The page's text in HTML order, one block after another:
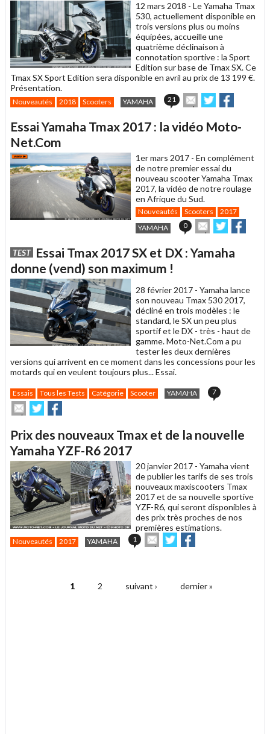
12 mars 2018 - Le Yamaha Tmax
530, actuellement disponible en
trois versions plus ou moins
équipées, accueille une
quatrième déclinaison à
connotation sportive : la Sport
Edition sur base de Tmax SX. Ce
Tmax SX Sport Edition sera disponible en avril au prix de 13 199 €.
Présentation.
Nouveautés 2018 Scooters YAMAHA 21
Envoyer
cet
à
Partager
sur sur
Essai Yamaha Tmax 2017 : la vidéo Moto-
Net.Com
1er mars 2017 - En complément
de notre premier essai du
nouveau scooter Yamaha Tmax
2017, la vidéo de notre roulage
en Afrique du Sud.
Nouveautés Scooters
2017
YAMAHA
0
Envoyer
cet
à
Partager
sur sur
TEST Essai Tmax 2017 SX et DX : Yamaha
donne (vend) son maximum !
28 février 2017 - Yamaha lance
son nouveau Tmax 530 2017,
décliné en trois modèles : le
standard, le SX un peu plus
sportif et le DX - très - haut de
gamme. Moto-Net.Com a pu
tester les deux dernières
versions qui arrivent en ce moment dans les concessions pour les
motards qui en veulent toujours plus... Essai.
Essais Tous les Tests Catégorie Scooter YAMAHA 7
Envoyer
cet
à
un
ami
Partager
sur
sur
Prix des nouveaux Tmax et de la nouvelle
Yamaha YZF-R6 2017
20 janvier 2017 - Yamaha vient
de publier les tarifs de ses trois
nouveaux maxiscooters Tmax
2017 et de sa nouvelle sportive
YZF-R6, qui seront disponibles à
des prix très proches de nos
premières estimations.
Nouveautés 2017 YAMAHA 1
Envoyer
cet
ami
Partager
sur sur
1 2 suivant › dernier »